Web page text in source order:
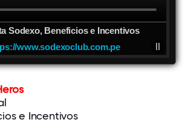
Sodexo, Beneficios e Incentivos
www.sodexoclub.com.pe
e Incentivos